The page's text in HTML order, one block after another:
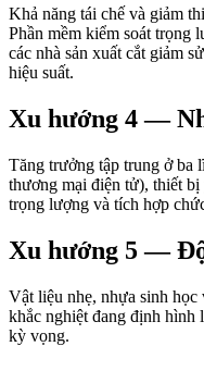
Khả năng tái chế và giảm
Phần mềm kiểm soát trọng
các nhà sản xuất cắt giảm
hiệu suất.
Xu hướng 4 —
Tăng trưởng tập trung ở ba
thương mại điện tử), thiết bị
trọng lượng và tích hợp
Xu hướng 5 —
Vật liệu nhẹ, nhựa sinh
khắc nghiệt đang định
kỳ vọng.